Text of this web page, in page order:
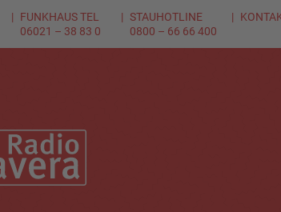
FUNKHAUS TEL
06021 – 38 83 0
STAUHOTLINE
0800 – 66 66 400